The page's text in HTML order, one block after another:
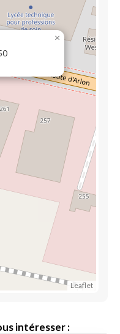
×
Leaflet
intéresser :